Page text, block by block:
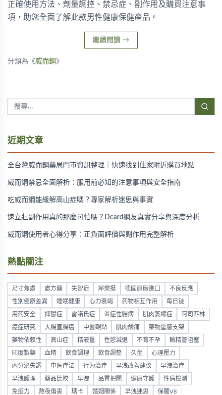
正確使用方法、劑量調控、禁忌症、副作用及購買注意事
項，助您全面了解此款男性健康保健產品。
繼續閱讀 →
分類為《威而鋼 》
近期文章
全台灣威而鋼藥局門市資訊整理｜快速找到住家附近購買地點
威而鋼禁忌全面解析：服用前必知的注意事項與安全指南
吃威而鋼能緩解高山症嗎？專家解析迷思與事實
速立壯副作用真的那麼可怕嗎？Dcard網友真實分享與深度分析
威而鋼使用者心得分享：正負面評價與副作用完整解析
熱點關注
尺寸焦慮 處方藥 失智症 犀樂挺 德國原廠進口 不良反應
性別健康差異 睡眠健康 心力衰竭 药物相互作用 每日锭
用药安全 抑鬱症 雷諾氏症 炎症性腸病 肌肉萎縮症 阿司匹林
癌症研究 大腸直腸癌 中醫觀點 肌肉酸痛 藥物塗層支架
藥物依賴性 高山症 精液量 性慾減退 不育不孕 輸精管阻塞
印度製藥 血精 飲食調理 飲食調整 久坐 心理壓力
內分泌失調 中医疗法 行为治疗 早洩改善建议 早洩治疗
早洩護理 藥品比較 早洩 品質把關 健康守護 性病檢測
免疫力 熬夜傷害 瑪卡 婚姻關係 早洩迷思 保羅V8